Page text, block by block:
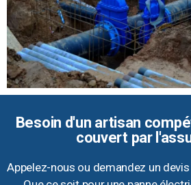
Besoin d'un artisan
couvert par
Appelez-nous ou demandez un